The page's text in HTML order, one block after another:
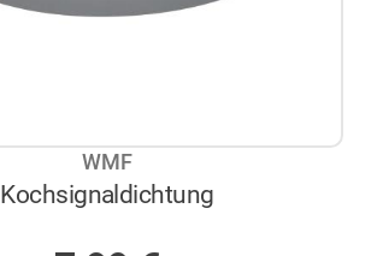
WMF
Kochsignaldichtung